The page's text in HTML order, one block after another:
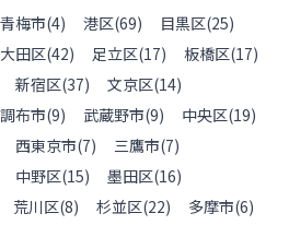
青梅市(4) 港区(69) 目黒区(25)
大田区(42) 足立区(17) 板橋区(17)
新宿区(37) 文京区(14)
調布市(9) 武蔵野市(9) 中央区(19)
西東京市(7) 三鷹市(7)
中野区(15) 墨田区(16)
荒川区(8) 杉並区(22) 多摩市(6)